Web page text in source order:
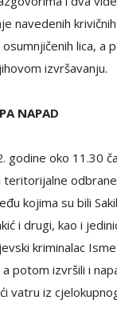
navedenih
lica, a
izvršavanju.
NAPAD
godine oko 11.30
teritorijalne
kojima su bili
i drugi, kao i
kriminalac
potom izvršili i
vatru iz